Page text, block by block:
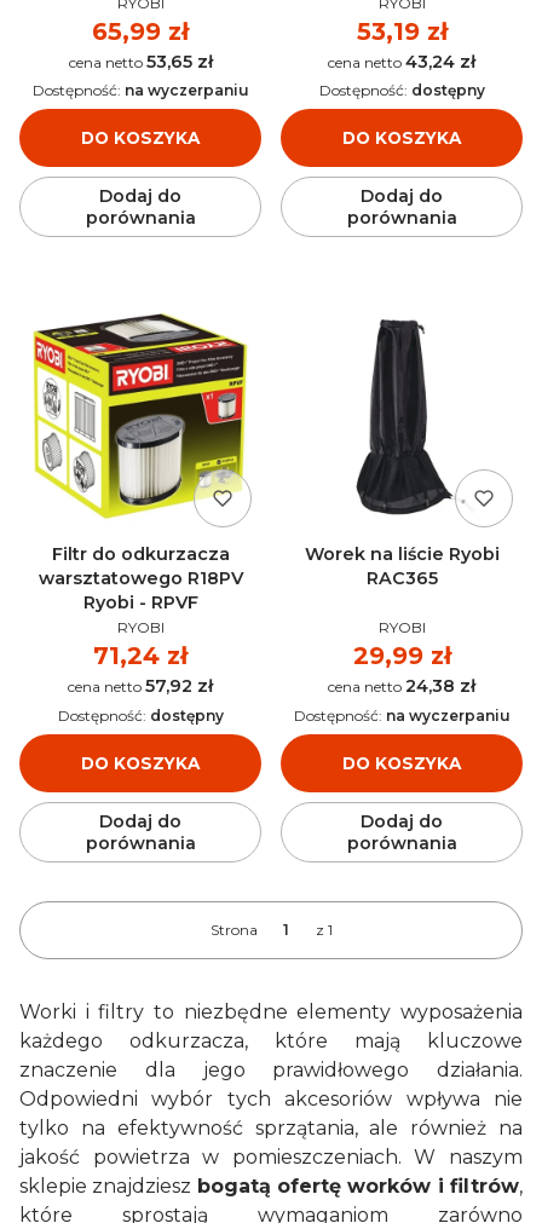
Cena
65,99 zł
Cena 53,65 zł
DO KOSZYKA
Dostępność: na wyczerpaniu
Dodaj do
porównania
Cena
53,19 zł
Cena 43,24 zł
DO KOSZYKA
Dostępność: dostępny
Dodaj do
porównania
Filtr do odkurzacza
warsztatowego R18PV
Ryobi - RPVF
PRODUCENT
RYOBI
Cena
71,24 zł
Cena 57,92 zł
DO KOSZYKA
Dostępność: dostępny
Dodaj do
porównania
Worek na liście Ryobi
RAC365
PRODUCENT
RYOBI
Cena
29,99 zł
Cena 24,38 zł
DO KOSZYKA
Dostępność: na wyczerpaniu
Dodaj do
porównania
Strona z 1
Worki i filtry to niezbędne elementy wyposażenia
każdego odkurzacza, które mają kluczowe
znaczenie dla jego prawidłowego działania.
Odpowiedni wybór tych akcesoriów wpływa nie
tylko na efektywność sprzątania, ale również na
jakość powietrza w pomieszczeniach. W naszym
sklepie znajdziesz bogatą ofertę worków i filtrów,
które sprostają wymaganiom zarówno